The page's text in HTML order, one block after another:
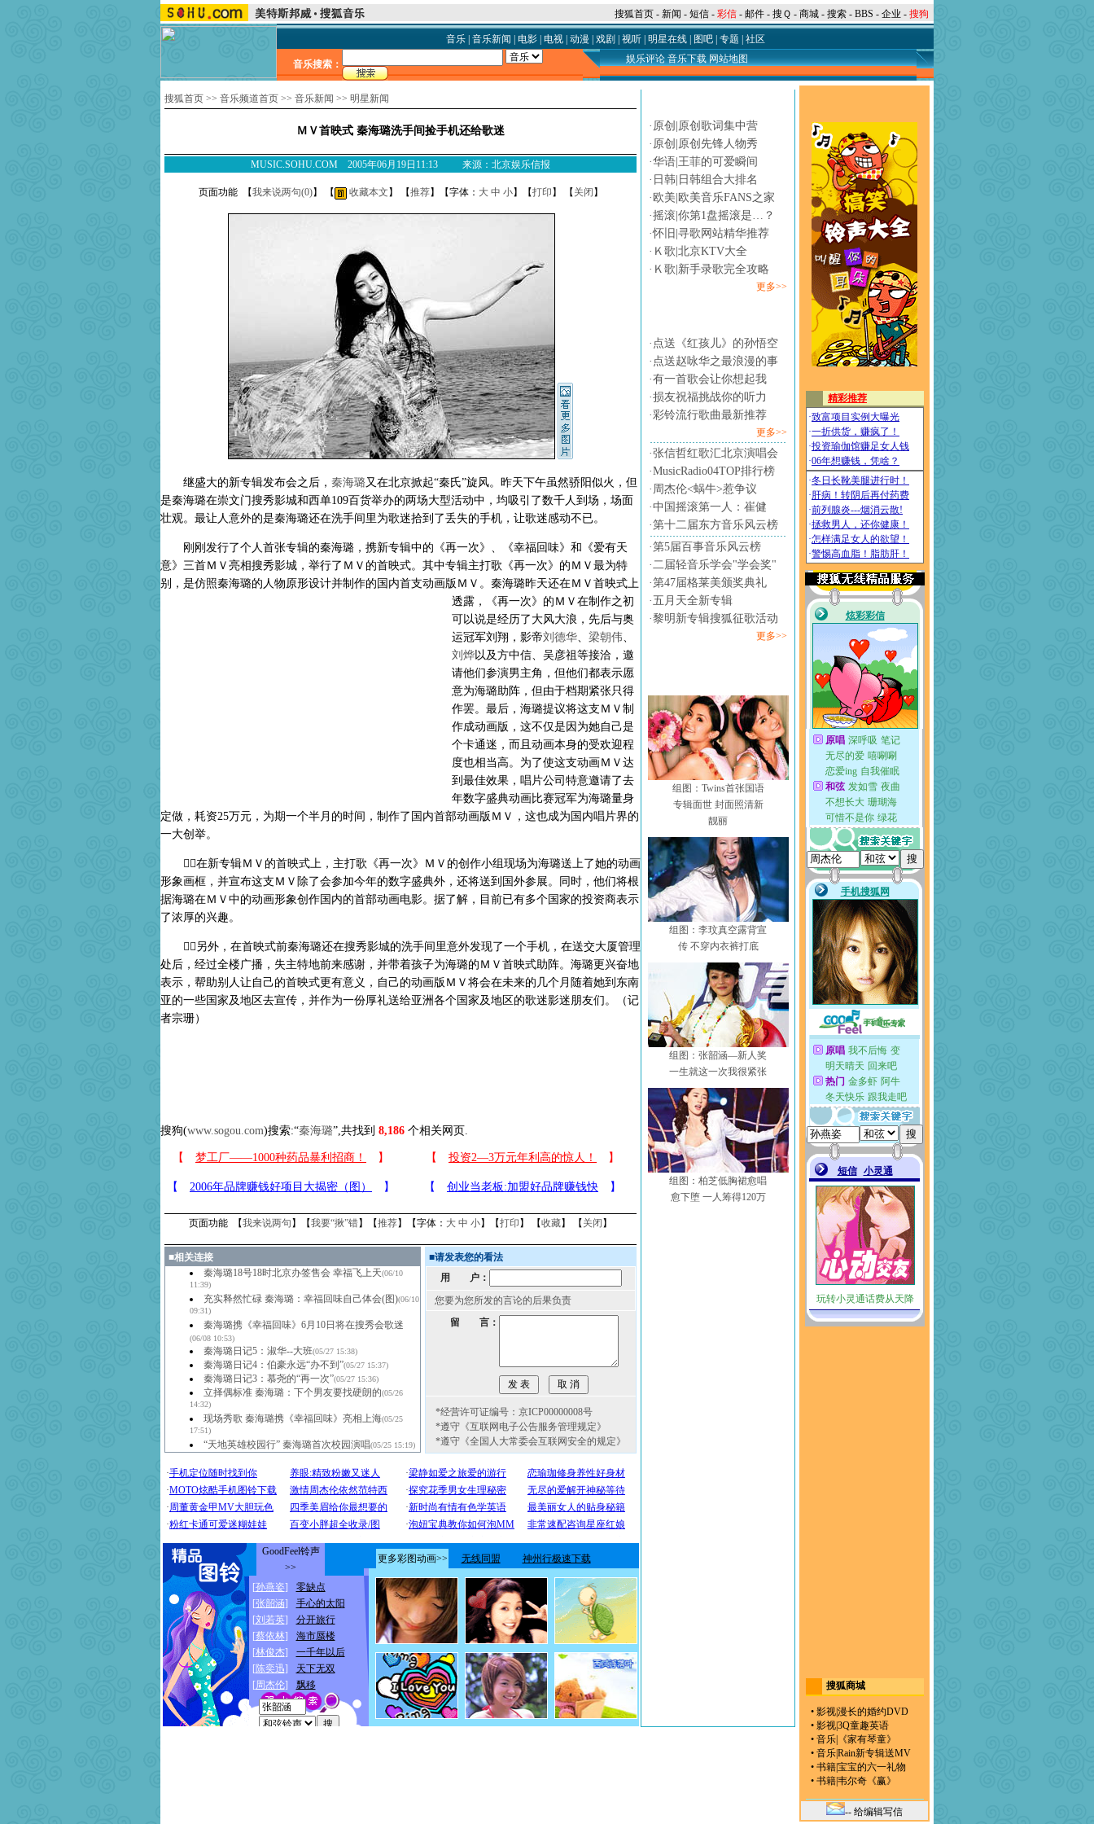
搜狐首页 - 新闻 - 短信 - 彩信 - 邮件 - 搜Ｑ - 商城 - 搜索 - BBS - 企业 - 搜狗
音乐| 音乐新闻 电影| 电视| 动漫 戏剧 视听| 明星在线| 图吧| 专题 社区
音乐搜索： 娱乐评论 音乐下载 网站地图
搜狐首页 >> 音乐频道首页 >> 音乐新闻 >> 明星新闻
ＭＶ首映式 秦海璐洗手间捡手机还给歌迷
MUSIC.SOHU.COM 2005年06月19日11:13 来源：北京娱乐信报
页面功能 【我来说两句(0)】 【 收藏本文 】 【推荐】【字体： 大 中 小】【打印 】 【 关闭 】
继盛大的新专辑发布会之后， 秦海璐 又在北京掀起“秦氏”旋风。昨天下午虽然骄阳似火，但
是秦海璐在崇文门搜秀影城和西单109百货举办的两场大型活动中，均吸引了数千人到场，场面
壮观。最让人意外的是秦海璐还在洗手间里为歌迷拾到了丢失的手机，让歌迷感动不已。
刚刚发行了个人首张专辑的秦海璐，携新专辑中的《再一次》、《幸福回味》和《爱有天
意》三首ＭＶ亮相搜秀影城，举行了ＭＶ的首映式。其中专辑主打歌《再一次》的ＭＶ最为特
别，是仿照秦海璐的人物原形设计并制作的国内首支动画版ＭＶ。 秦海璐昨天还在ＭＶ首映式上
透露，《再一次》的ＭＶ在制作之初
可以说是经历了大风大浪，先后与奥
运冠军刘翔，影帝刘德华、 梁朝伟、
刘烨以及方中信、吴彦祖等接洽，邀
请他们参演男主角，但他们都表示愿
意为海璐助阵，但由于档期紧张只得
作罢。最后，海璐提议将这支ＭＶ制
作成动画版，这不仅是因为她自己是
个卡通迷，而且动画本身的受欢迎程
度也相当高。为了使这支动画ＭＶ达
到最佳效果，唱片公司特意邀请了去
年数字盛典动画比赛冠军为海璐量身
定做，耗资25万元，为期一个半月的时间，制作了国内首部动画版ＭＶ，这也成为国内唱片界的
一大创举。
在新专辑ＭＶ的首映式上，主打歌《再一次》ＭＶ的创作小组现场为海璐送上了她的动画
形象画框，并宣布这支ＭＶ除了会参加今年的数字盛典外，还将送到国外参展。同时，他们将根
据海璐在ＭＶ中的动画形象创作国内的首部动画电影。据了解，目前已有多个国家的投资商表示
了浓厚的兴趣。
另外，在首映式前秦海璐还在搜秀影城的洗手间里意外发现了一个手机，在送交大厦管理
处后，经过全楼广播，失主特地前来感谢，并带着孩子为海璐的ＭＶ首映式助阵。海璐更兴奋地
表示，帮助别人让自己的首映式更有意义，自己的动画版ＭＶ将会在未来的几个月随着她到东南
亚的一些国家及地区去宣传，并作为一份厚礼送给亚洲各个国家及地区的歌迷影迷朋友们。（记
者宗珊）
搜狗(www.sogou.com)搜索:“秦海璐”,共找到 8,186 个相关网页.
页面功能 【我来说两句 】【我要“揪”错】【推荐】【字体： 大 中 小】【打印 】 【收藏】 【 关闭 】
■相关连接
秦海璐18号18时北京办签售会 幸福飞上天(06/10
11:39)
充实释然忙碌 秦海璐：幸福回味自己体会(图)(06/10
09:31)
秦海璐携《幸福回味》6月10日将在搜秀会歌迷
(06/08 10:53)
秦海璐日记5：淑华--大班(05/27 15:38)
秦海璐日记4：伯豪永远“办不到”(05/27 15:37)
秦海璐日记3：慕尧的“再一次”(05/27 15:36)
立择偶标准 秦海璐：下个男友要找硬朗的(05/26
14:32)
现场秀歌 秦海璐携《幸福回味》亮相上海(05/25
17:51)
“天地英雄校园行” 秦海璐首次校园演唱(05/25 15:19)
■请发表您的看法
用 户：
您要为您所发的言论的后果负责
留 言：
*经营许可证编号：京ICP00000008号
*遵守《互联网电子公告服务管理规定》
*遵守《全国人大常委会互联网安全的规定》
· 原创|原创歌词集中营
· 原创|原创先锋人物秀
·华语|王菲的可爱瞬间
· 日韩|日韩组合大排名
· 欧美|欧美音乐FANS之家
·摇滚|你第1盘摇滚是…？
·怀旧|寻歌网站精华推荐
· Ｋ歌|北京KTV大全
· Ｋ歌|新手录歌完全攻略
更多>>
· 点送《红孩儿》的孙悟空
· 点送赵咏华之最浪漫的事
·有一首歌会让你想起我
·损友祝福挑战你的听力
·彩铃流行歌曲最新推荐
更多>>
·张信哲红歌汇北京演唱会
·MusicRadio04TOP排行榜
· 周杰伦<蜗牛>惹争议
·中国摇滚第一人：崔健
·第十二届东方音乐风云榜
·第5届百事音乐风云榜
·二届轻音乐学会"学会奖"
·第47届格莱美颁奖典礼
· 五月天全新专辑
·黎明新专辑搜狐征歌活动
更多>>
组图：Twins首张国语
专辑面世 封面照清新
靓丽
组图：李玟真空露背宣
传 不穿内衣裤打底
组图：张韶涵—新人奖
一生就这一次我很紧张
组图：柏芝低胸裙愈唱
愈下堕 一人筹得120万
搜狐商城
• 影视漫长的婚约DVD
• 影视3Q童趣英语
• 音乐
《家有琴童》
• 音乐Rain新专辑送MV
• 书籍宝宝的六一礼物
• 书籍韦尔奇《赢》
-- 给编辑写信